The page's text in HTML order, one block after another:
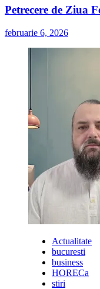
Petrecere de Ziua
februarie 6, 2026
Actualitate
bucuresti
business
HORECa
stiri